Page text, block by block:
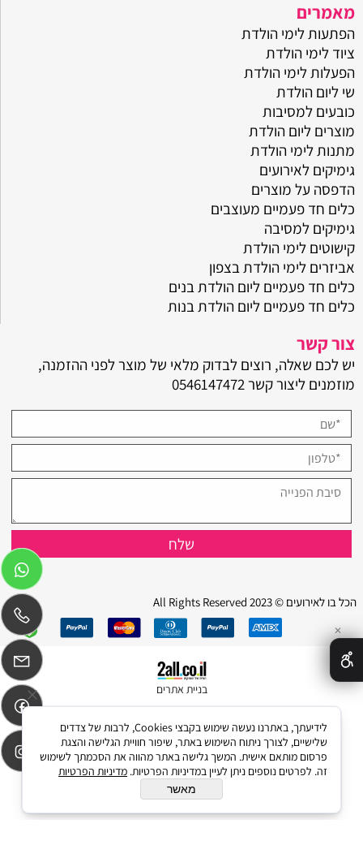
מאמרים
הפתעות לימי הולדת
ציוד לימי הולדת
הפעלות לימי הולדת
שי ליום הולדת
כובעים למסיבות
מוצרים ליום הולדת
מתנות לימי הולדת
גימיקים לאירועים
הדפסה על מוצרים
כלים חד פעמיים מעוצבים
גימיקים למסיבה
קישוטים לימי הולדת
אביזרים לימי הולדת בצפון
כלים חד פעמיים ליום הולדת בנים
כלים חד פעמיים ליום הולדת בנות
צור קשר
יש לכם שאלה, רוצים לבדוק מלאי של מוצר לפני ההזמנה,
מוזמנים ליצור קשר0546147472
הכל בו לאירועים © 2023 All Rights Reserved
בניית אתרים
✕
לידיעתך, באתרנו נעשה שימוש בקבצי Cookies, לרבות של צדדים
שלישיים, לצורך ניתוח השימוש באתר, שיפור חוויית הגלישה והצגת
פרסום מותאם אישית. המשך גלישה באתר מהווה את הסכמתך לשימוש
זה. לפרטים נוספים ניתן לעיין במדיניות הפרטיות. מדיניות הפרטיות
מאשר